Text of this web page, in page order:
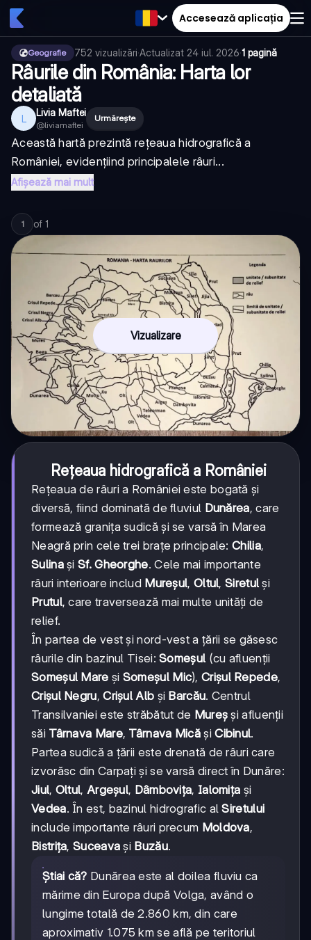
Accesează aplicația
Geografie 752 vizualizări·Actualizat 24 iul. 2026·1 pagină
Râurile din România: Harta lor
detaliată
L Livia Maftei
@liviamaftei
Urmărește
Această hartă prezintă rețeaua hidrografică a
României, evidențiind principalele râuri...
Afișează mai mult
1 of 1
Vizualizare
Rețeaua hidrografică a României
Rețeaua de râuri a României este bogată și
diversă, fiind dominată de fluviul Dunărea, care
formează granița sudică și se varsă în Marea
Neagră prin cele trei brațe principale: Chilia,
SulinașiSf. Gheorghe. Cele mai importante
râuri interioare includ Mureșul, Oltul,Siretul și
Prutul, care traversează mai multe unități de
relief.
În partea de vest și nord-vest a țării se găsesc
râurile din bazinul Tisei:Someșul (cu afluenții
Someșul Mare și Someșul Mic),Crișul Repede,
Crișul Negru,Crișul Alb și Barcău. Centrul
Transilvaniei este străbătut de Mureș și afluenții
săi Târnava Mare, Târnava Mică șiCibinul.
Partea sudică a țării este drenată de râuri care
izvorăsc din Carpați și se varsă direct în Dunăre:
Jiul, Oltul, Argeșul, Dâmbovița, Ialomița și
Vedea. În est, bazinul hidrografic alSiretului
include importante râuri precum Moldova,
Bistrița,Suceava și Buzău.
Știai că? Dunărea este al doilea fluviu ca
mărime din Europa după Volga, având o
lungime totală de 2.860 km, din care
aproximativ 1.075 km se află pe teritoriul